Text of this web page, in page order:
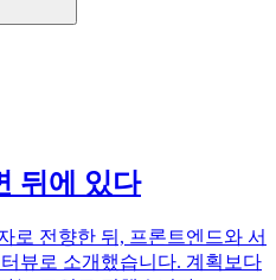
뒤에 있다
로 전향한 뒤, 프론트엔드와 서
뷰로 소개했습니다. 계획보다